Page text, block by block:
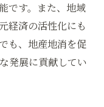
です。また、地域
経済の活性化にも
も、地産地消を促
発展に貢献してい